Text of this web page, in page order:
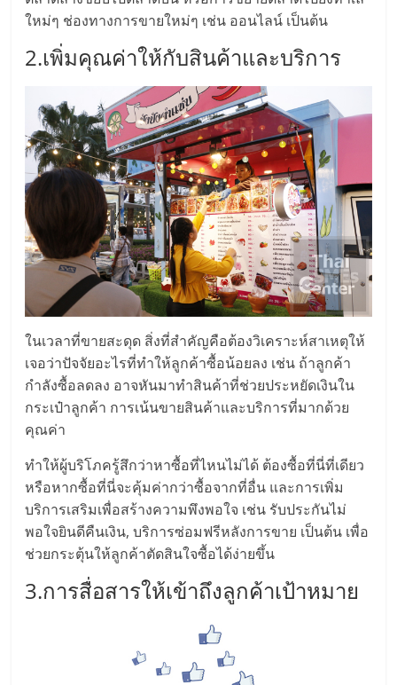
แฟ
รน
ไชส์
ขาย
หน้า
บ้าน
ลงทุน
น้อย
คืน
ทุน
ไว,
ที่
ใหม่ๆ ช่องทางการขายใหม่ๆ เช่น ออนไลน์ เป็นต้น
2.เพิ่มคุณค่าให้กับสินค้าและบริการ
ในเวลาที่ขายสะดุด สิ่งที่สำคัญคือต้องวิเคราะห์สาเหตุให้
เจอว่าปัจจัยอะไรที่ทำให้ลูกค้าซื้อน้อยลง เช่น ถ้าลูกค้า
กำลังซื้อลดลง อาจหันมาทำสินค้าที่ช่วยประหยัดเงินใน
กระเป๋าลูกค้า การเน้นขายสินค้าและบริการที่มากด้วย
คุณค่า
ทำให้ผู้บริโภครู้สึกว่าหาซื้อที่ไหนไม่ได้ ต้องซื้อที่นี่ที่เดียว
หรือหากซื้อที่นี่จะคุ้มค่ากว่าซื้อจากที่อื่น และการเพิ่ม
บริการเสริมเพื่อสร้างความพึงพอใจ เช่น รับประกันไม่
พอใจยินดีคืนเงิน, บริการซ่อมฟรีหลังการขาย เป็นต้น เพื่อ
ช่วยกระตุ้นให้ลูกค้าตัดสินใจซื้อได้ง่ายขึ้น
3.การสื่อสารให้เข้าถึงลูกค้าเป้าหมาย